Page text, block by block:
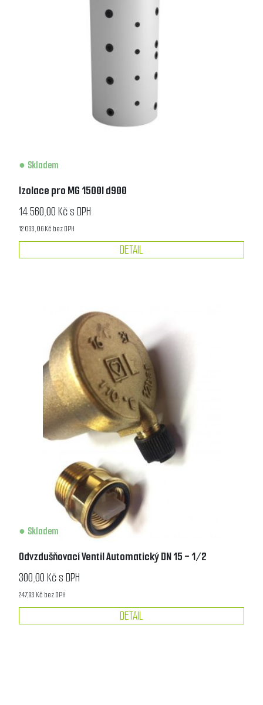
Skladem
Izolace pro MG 1500l d900
14 560,00 Kč s DPH
12 033,06 Kč bez DPH
DETAIL
Skladem
Odvzdušňovací Ventil Automatický DN 15 - 1/2
300,00 Kč s DPH
247,93 Kč bez DPH
DETAIL